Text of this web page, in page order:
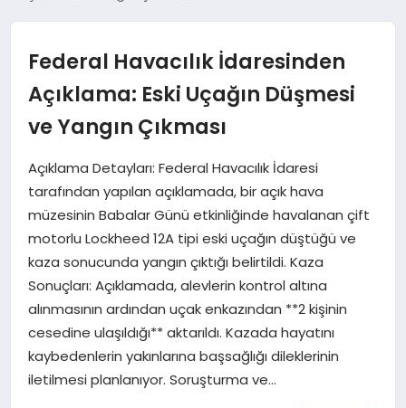
TEKNOLOJI
EĞITIM
MAGAZIN
SPOR
YAŞAM
Federal Havacılık İdaresinden
Açıklama: Eski Uçağın Düşmesi
ve Yangın Çıkması
Açıklama Detayları: Federal Havacılık İdaresi
tarafından yapılan açıklamada, bir açık hava
müzesinin Babalar Günü etkinliğinde havalanan çift
motorlu Lockheed 12A tipi eski uçağın düştüğü ve
kaza sonucunda yangın çıktığı belirtildi. Kaza
Sonuçları: Açıklamada, alevlerin kontrol altına
alınmasının ardından uçak enkazından **2 kişinin
cesedine ulaşıldığı** aktarıldı. Kazada hayatını
kaybedenlerin yakınlarına başsağlığı dileklerinin
iletilmesi planlanıyor. Soruşturma ve…